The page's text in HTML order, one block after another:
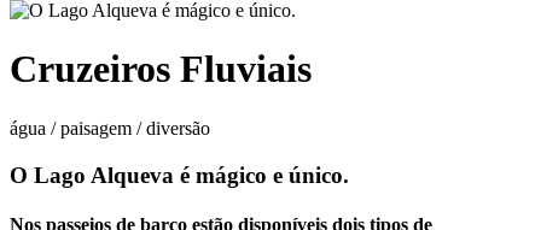
Cruzeiros Fluviais
água / paisagem / diversão
O Lago Alqueva é mágico e único.
Nos passeios de barco estão disponíveis dois tipos de